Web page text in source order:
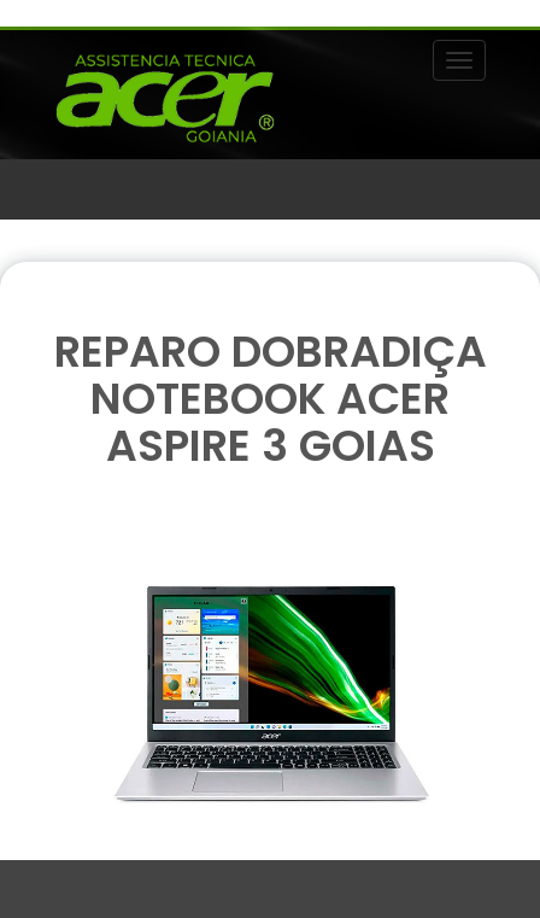
Alternar
REPARO DOBRADIÇA
NOTEBOOK ACER
ASPIRE 3 GOIAS